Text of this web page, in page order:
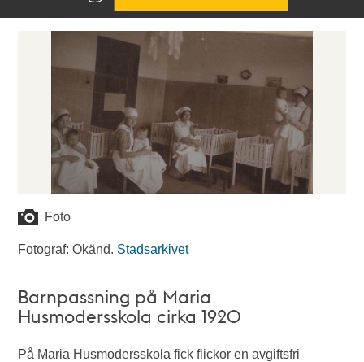
Foto
Fotograf: Okänd. Stadsarkivet
Barnpassning på Maria
Husmodersskola cirka 1920
På Maria Husmodersskola fick flickor en avgiftsfri